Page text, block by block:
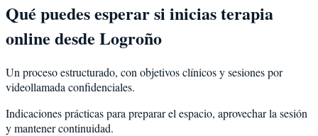
Qué puedes esperar si inicias terapia
online desde Logroño
Un proceso estructurado, con objetivos clínicos y sesiones por
videollamada confidenciales.
Indicaciones prácticas para preparar el espacio, aprovechar la sesión
y mantener continuidad.